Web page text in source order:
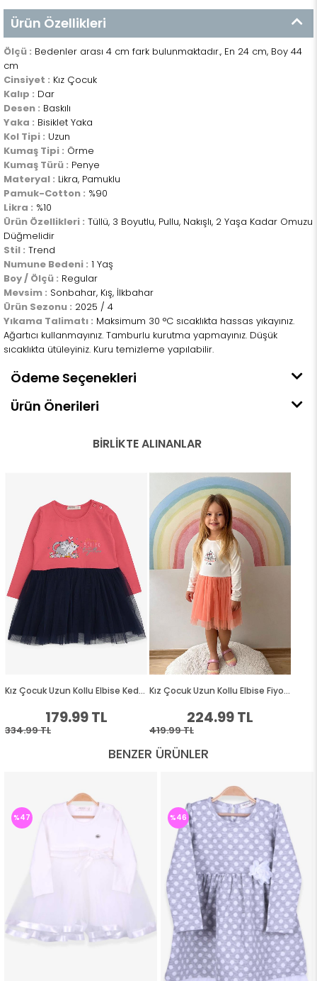
Ürün Özellikleri
Ölçü : Bedenler arası 4 cm fark bulunmaktadır., En 24 cm, Boy 44
cm
Cinsiyet : Kız Çocuk
Kalıp : Dar
Desen : Baskılı
Yaka : Bisiklet Yaka
Kol Tipi : Uzun
Kumaş Tipi : Örme
Kumaş Türü : Penye
Materyal : Likra, Pamuklu
Pamuk-Cotton : %90
Likra : %10
Ürün Özellikleri : Tüllü, 3 Boyutlu, Pullu, Nakışlı, 2 Yaşa Kadar Omuzu
Düğmelidir
Stil : Trend
Numune Bedeni : 1 Yaş
Boy / Ölçü : Regular
Mevsim : Sonbahar, Kış, İlkbahar
Ürün Sezonu : 2025 / 4
Yıkama Talimatı : Maksimum 30 °C sıcaklıkta hassas yıkayınız.
Ağartıcı kullanmayınız. Tamburlu kurutma yapmayınız. Düşük
sıcaklıkta ütüleyiniz. Kuru temizleme yapılabilir.
Ödeme Seçenekleri
Ürün Önerileri
BENZER ÜRÜNLER
%47 %46